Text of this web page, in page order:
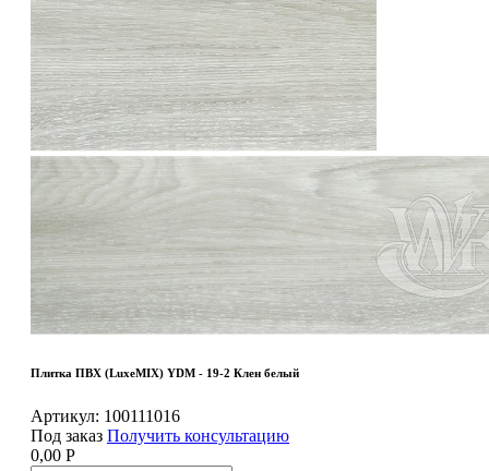
Плитка ПВХ (LuxeMIX) YDM - 19-2 Клен белый
Артикул: 100111016
Под заказ Получить консультацию
0,00 Р